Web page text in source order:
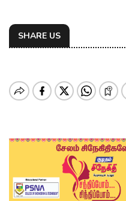
SHARE US